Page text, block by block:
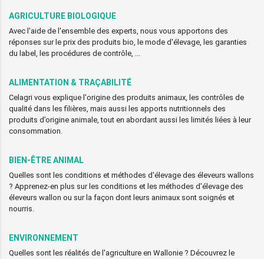
AGRICULTURE BIOLOGIQUE
Avec l'aide de l'ensemble des experts, nous vous apportons des
réponses sur le prix des produits bio, le mode d'élevage, les garanties
du label, les procédures de contrôle, ...
ALIMENTATION & TRAÇABILITÉ
Celagri vous explique l'origine des produits animaux, les contrôles de
qualité dans les filières, mais aussi les apports nutritionnels des
produits d’origine animale, tout en abordant aussi les limités liées à leur
consommation.
BIEN-ÊTRE ANIMAL
Quelles sont les conditions et méthodes d'élevage des éleveurs wallons
? Apprenez-en plus sur les conditions et les méthodes d'élevage des
éleveurs wallon ou sur la façon dont leurs animaux sont soignés et
nourris.
ENVIRONNEMENT
Quelles sont les réalités de l'agriculture en Wallonie ? Découvrez le